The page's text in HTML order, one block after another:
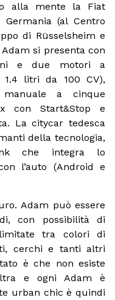
alla mente la Fiat
(al Centro
di Rüsselsheim e
si presenta con
e due motori a
litri da 100 CV),
a cinque
con Start&Stop e
La citycar tedesca
della tecnologia,
che integra lo
l’auto (Android e
Adam può essere
con possibilità di
tra colori di
cerchi e tanti altri
è che non esiste
e ogni Adam è
urban chic è quindi